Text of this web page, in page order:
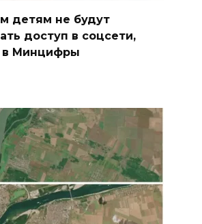
детям не будут
доступ в соцсети,
Минцифры